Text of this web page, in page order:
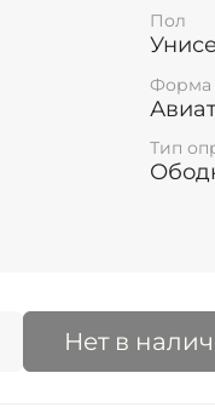
Пол
Форма
Тип
Нет в